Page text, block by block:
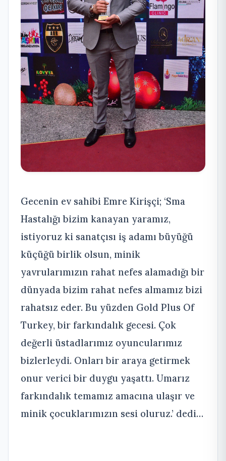
Gecenin ev sahibi Emre Kirişçi; ‘Sma
Hastalığı bizim kanayan yaramız,
istiyoruz ki sanatçısı iş adamı büyüğü
küçüğü birlik olsun, minik
yavrularımızın rahat nefes alamadığı bir
dünyada bizim rahat nefes almamız bizi
rahatsız eder. Bu yüzden Gold Plus Of
Turkey, bir farkındalık gecesi. Çok
değerli üstadlarımız oyuncularımız
bizlerleydi. Onları bir araya getirmek
onur verici bir duygu yaşattı. Umarız
farkındalık temamız amacına ulaşır ve
minik çocuklarımızın sesi oluruz.’ dedi…